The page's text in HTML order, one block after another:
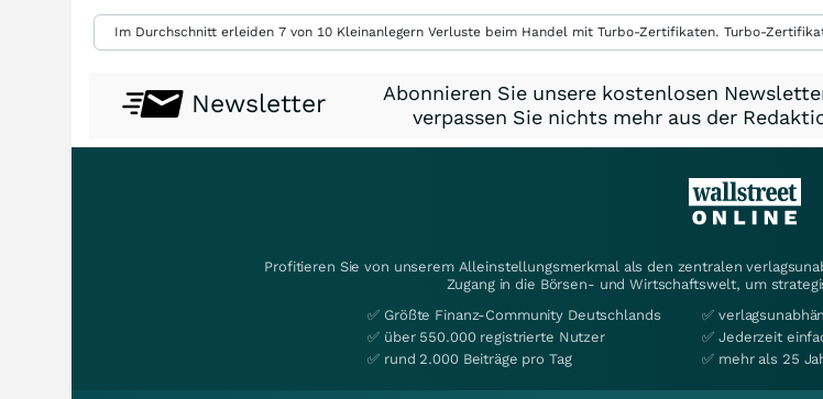
Im Durchschnitt erleiden 7 von 10 Kleinanlegern Verluste beim Handel mit Turbo-Zertifikaten. Turbo-
Newsletter
Abonnieren Sie unsere kostenlosen
verpassen Sie nichts mehr aus der
Profitieren Sie von unserem Alleinstellungsmerkmal als den zentralen
Zugang in die Börsen- und Wirtschaftswelt, um
✅ Größte Finanz-Community Deutschlands
✅ über 550.000 registrierte Nutzer
✅ rund 2.000 Beiträge pro Tag
✅
✅ Jederzeit
✅ mehr als 25